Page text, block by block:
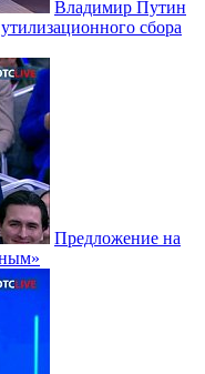
Владимир Путин
сбора
Предложение на